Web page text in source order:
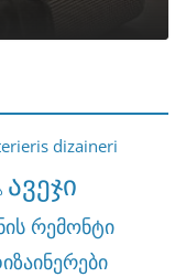
dizaineri
ავეჯი
რემონტი